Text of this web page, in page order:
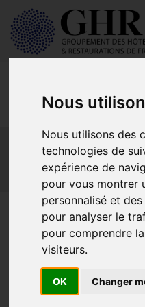
Nous
Nous utilisons des
technologies de
expérience de
pour vous montrer
personnalisé et
pour analyser le
pour comprendre
visiteurs.
OK Changer
Social
Actualités
Les
Les obligations liées à
Les obligations liées à
Signature de
Convention
nationale des